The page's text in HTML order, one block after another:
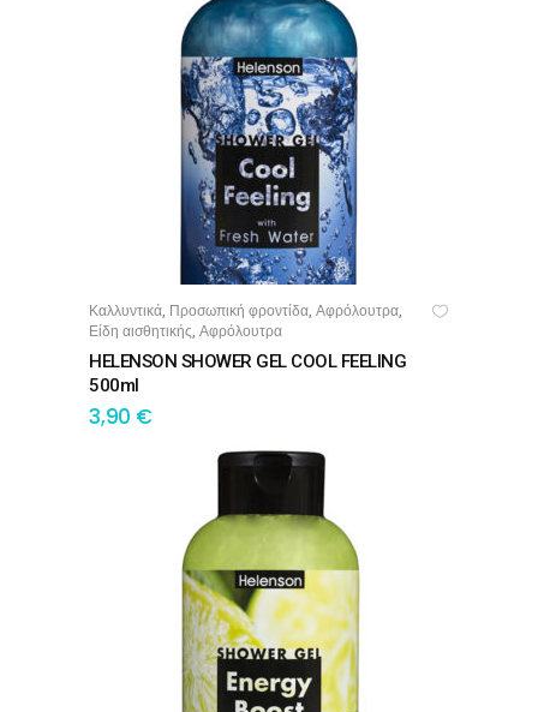
ΠΡΟΣΘΉΚΗ ΣΤΟ ΚΑΛΆΘΙ
Καλλυντικά, Προσωπική φροντίδα, Αφρόλουτρα,
Είδη αισθητικής, Αφρόλουτρα
HELENSON SHOWER GEL COOL FEELING
500ml
3,90 €